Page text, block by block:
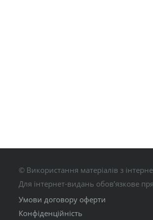
© Використання матеріалів з
Для інтернет-видань обов’язкове
Умови договору оферти
Конфіденційність